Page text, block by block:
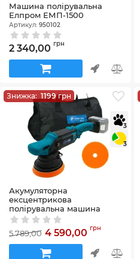
Машина полірувальна
Елпром ЕМП-1500
Артикул: 950102
2 340,00 грн
Знижка: 1199грн
3
3
Акумуляторна
ексцентрикова
полірувальна машина
PROFI-TEC PPM-1520CDA
POWERLine (без
акумулятора та зарядного
пристрою)
58_29142
5 789,00 4 590,00 грн